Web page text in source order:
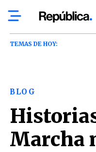
TEMAS DE HOY:
BLOG
Marcha